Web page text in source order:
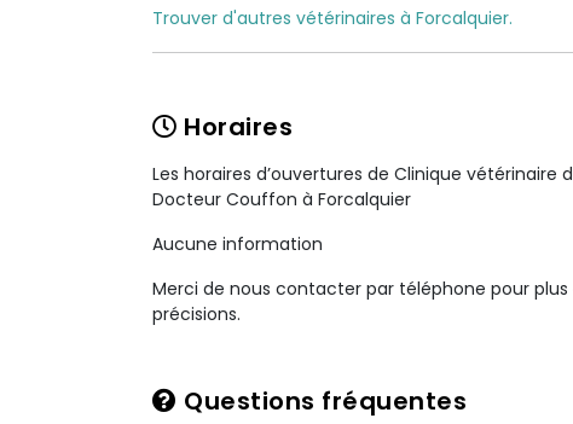
Trouver d'autres vétérinaires à Forcalquier.
Horaires
Les horaires d’ouvertures de Clinique vétérinaire
Docteur Couffon à Forcalquier
Aucune information
Merci de nous contacter par téléphone pour plus
précisions.
Questions fréquentes